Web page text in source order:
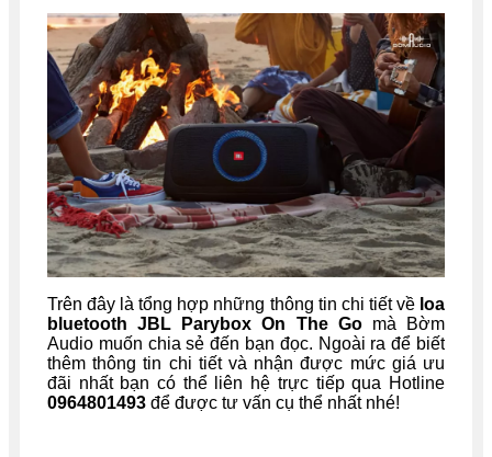
Trên đây là tổng hợp những thông tin chi tiết về loa
bluetooth JBL Parybox On The Gomà Bờm
Audio muốn chia sẻ đến bạn đọc. Ngoài ra để biết
thêm thông tin chi tiết và nhận được mức giá ưu
đãi nhất bạn có thể liên hệ trực tiếp qua Hotline
0964801493 để được tư vấn cụ thể nhất nhé!